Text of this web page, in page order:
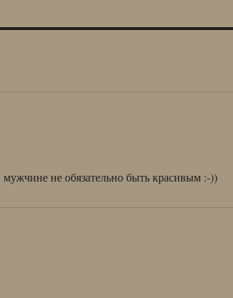
не обязательно быть красивым :-))